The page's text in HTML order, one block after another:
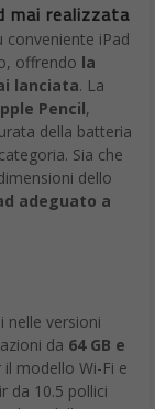
mai realizzata
conveniente iPad
offrendo la
lanciata. La
Pencil,
della batteria
Sia che
dello
adeguato a
nelle versioni
da 64 GB e
il modello Wi-Fi e
da 10.5 pollici